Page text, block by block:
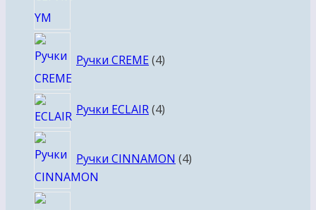
Ручки CREME 4товара
Ручки ECLAIR 44
Ручки CINNAMON 4товара